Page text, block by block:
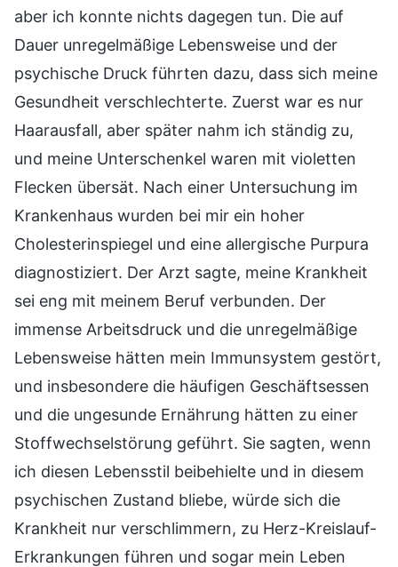
aber ich konnte nichts dagegen tun. Die auf
Dauer unregelmäßige Lebensweise und der
psychische Druck führten dazu, dass sich meine
Gesundheit verschlechterte. Zuerst war es nur
Haarausfall, aber später nahm ich ständig zu,
und meine Unterschenkel waren mit violetten
Flecken übersät. Nach einer Untersuchung im
Krankenhaus wurden bei mir ein hoher
Cholesterinspiegel und eine allergische Purpura
diagnostiziert. Der Arzt sagte, meine Krankheit
sei eng mit meinem Beruf verbunden. Der
immense Arbeitsdruck und die unregelmäßige
Lebensweise hätten mein Immunsystem gestört,
und insbesondere die häufigen Geschäftsessen
und die ungesunde Ernährung hätten zu einer
Stoffwechselstörung geführt. Sie sagten, wenn
ich diesen Lebensstil beibehielte und in diesem
psychischen Zustand bliebe, würde sich die
Krankheit nur verschlimmern, zu Herz-Kreislauf-
Erkrankungen führen und sogar mein Leben